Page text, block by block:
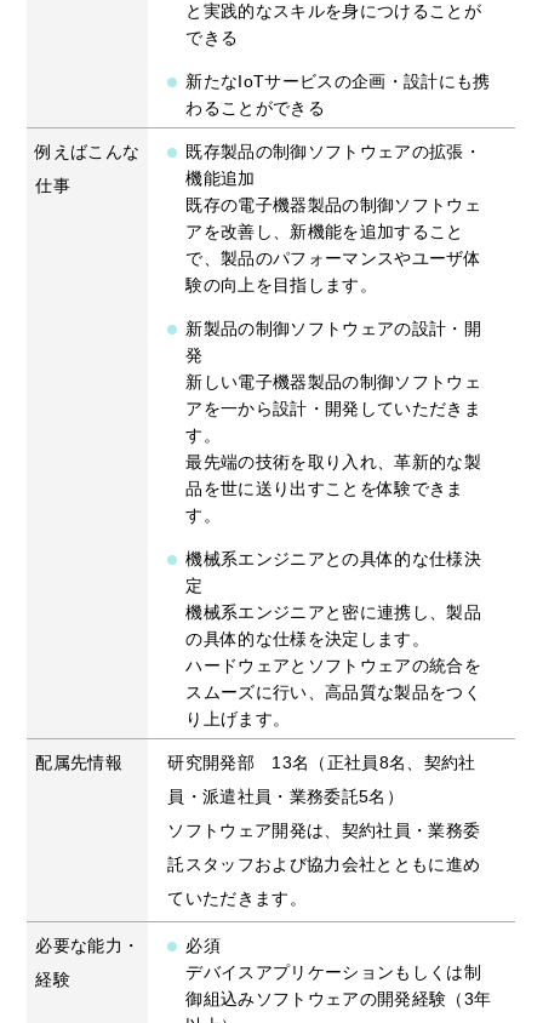
と実践的なスキルを身につけることが
できる
新たなIoTサービスの企画・設計にも携
わることができる
例えばこんな
仕事
既存製品の制御ソフトウェアの拡張・
機能追加
既存の電子機器製品の制御ソフトウェ
アを改善し、新機能を追加すること
で、製品のパフォーマンスやユーザ体
験の向上を目指します。
新製品の制御ソフトウェアの設計・開
発
新しい電子機器製品の制御ソフトウェ
アを一から設計・開発していただきま
す。
最先端の技術を取り入れ、革新的な製
品を世に送り出すことを体験できま
す。
機械系エンジニアとの具体的な仕様決
定
機械系エンジニアと密に連携し、製品
の具体的な仕様を決定します。
ハードウェアとソフトウェアの統合を
スムーズに行い、高品質な製品をつく
り上げます。
配属先情報
研究開発部 13名（正社員8名、契約社
員・派遣社員・業務委託5名）
ソフトウェア開発は、契約社員・業務委
託スタッフおよび協力会社とともに進め
ていただきます。
必要な能力・
経験
必須
デバイスアプリケーションもしくは制
御組込みソフトウェアの開発経験（3年